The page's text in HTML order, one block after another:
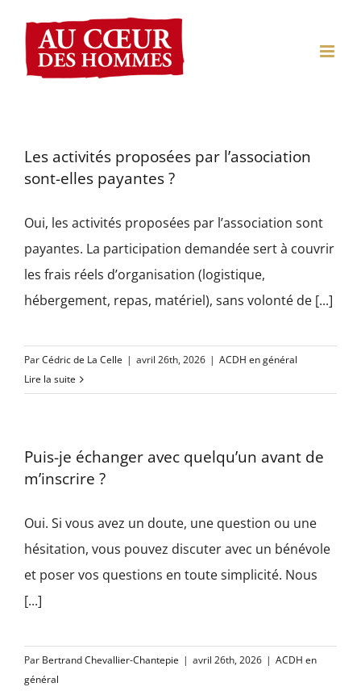
contenu
Les activités proposées par l’association
sont-elles payantes ?
Oui, les activités proposées par l’association sont
payantes. La participation demandée sert à couvrir
les frais réels d’organisation (logistique,
hébergement, repas, matériel), sans volonté de [...]
ParCédric de La Celle | avril 26th, 2026 | ACDH en général
Lire la suite
Puis-je échanger avec quelqu’un avant de
m’inscrire ?
Oui. Si vous avez un doute, une question ou une
hésitation, vous pouvez discuter avec un bénévole
et poser vos questions en toute simplicité. Nous
[...]
Par Bertrand Chevallier-Chantepie | avril 26th, 2026 | ACDH en
général